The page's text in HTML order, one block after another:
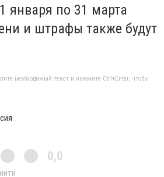
января по 31 марта
и штрафы также будут
необходимый текст и нажмите Ctrl+Enter, чтобы
0,0